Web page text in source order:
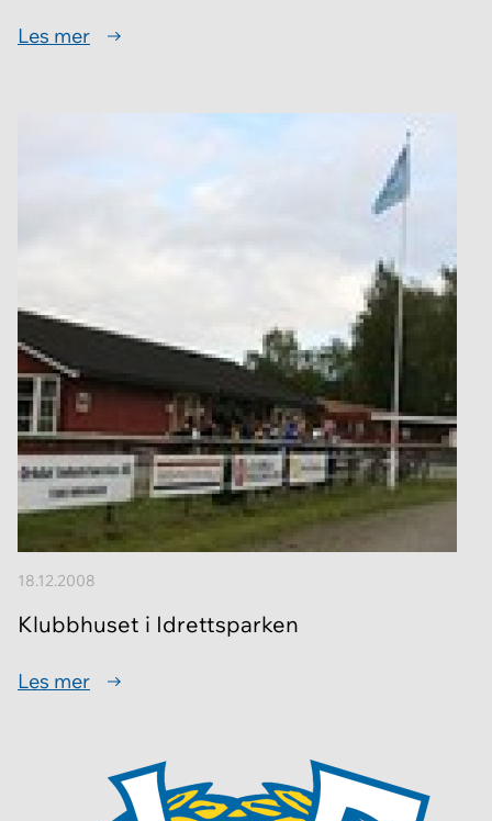
Les mer
18.12.2008
Klubbhuset i Idrettsparken
Les mer